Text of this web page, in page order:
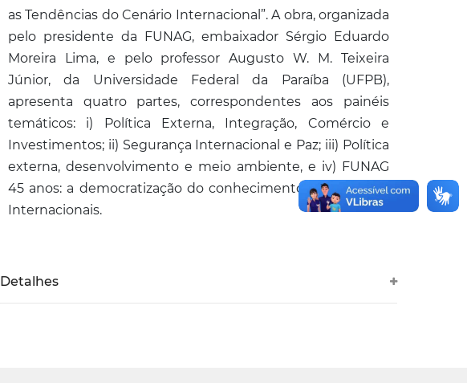
as Tendências do Cenário Internacional”. A obra, organizada
pelo presidente da FUNAG, embaixador Sérgio Eduardo
Moreira Lima, e pelo professor Augusto W. M. Teixeira
Júnior, da Universidade Federal da Paraíba (UFPB),
apresenta quatro partes, correspondentes aos painéis
temáticos: i) Política Externa, Integração, Comércio e
Investimentos; ii) Segurança Internacional e Paz; iii) Política
externa, desenvolvimento e meio ambiente, e iv) FUNAG
45 anos: a democratização do conhecimento de Relações
Internacionais.
Detalhes